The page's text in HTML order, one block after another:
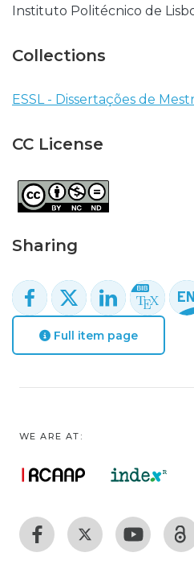
Instituto Politécnico de
Collections
ESSL - Dissertações de
CC License
Sharing
Full item page
WE ARE AT: